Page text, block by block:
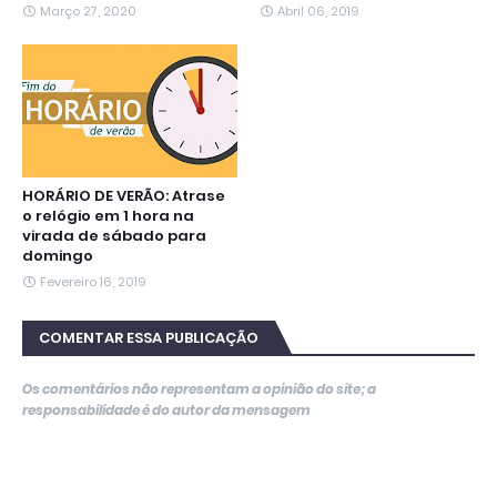
Março 27, 2020 Abril 06, 2019
HORÁRIO DE VERÃO: Atrase
o relógio em 1 hora na
virada de sábado para
domingo
Fevereiro 16, 2019
COMENTAR ESSA PUBLICAÇÃO
Os comentários não representam a opinião do site; a
responsabilidade é do autor da mensagem